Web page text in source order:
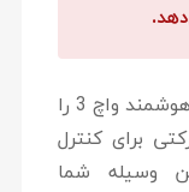
یکی از جذاب‌ترین ویژگی‌های ساعت هوشمند واچ 3 را
برای کنترل
وسیله شما